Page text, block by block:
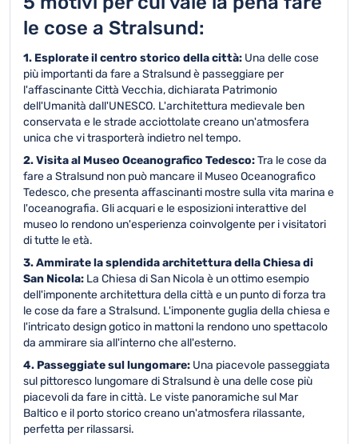
le cose a Stralsund:
1. Esplorate il centro storico della città: Una delle cose
più importanti da fare a Stralsund è passeggiare per
l'affascinante Città Vecchia, dichiarata Patrimonio
dell'Umanità dall'UNESCO. L'architettura medievale ben
conservata e le strade acciottolate creano un'atmosfera
unica che vi trasporterà indietro nel tempo.
2. Visita al Museo Oceanografico Tedesco:Tra le cose da
fare a Stralsund non può mancare il Museo Oceanografico
Tedesco, che presenta affascinanti mostre sulla vita marina e
l'oceanografia. Gli acquari e le esposizioni interattive del
museo lo rendono un'esperienza coinvolgente per i visitatori
di tutte le età.
3. Ammirate la splendida architettura della Chiesa di
San Nicola: La Chiesa di San Nicola è un ottimo esempio
dell'imponente architettura della città e un punto di forza tra
le cose da fare a Stralsund. L'imponente guglia della chiesa e
l'intricato design gotico in mattoni la rendono uno spettacolo
da ammirare sia all'interno che all'esterno.
4. Passeggiate sul lungomare: Una piacevole passeggiata
sul pittoresco lungomare di Stralsund è una delle cose più
piacevoli da fare in città. Le viste panoramiche sul Mar
Baltico e il porto storico creano un'atmosfera rilassante,
perfetta per rilassarsi.